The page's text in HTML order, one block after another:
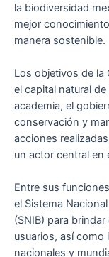
la biodiversidad
mejor
manera sostenible.
Los objetivos de la
el capital natural
academia, el
conservación y
acciones
un actor central en
Entre sus
el Sistema
(SNIB) para
usuarios, así como
nacionales y